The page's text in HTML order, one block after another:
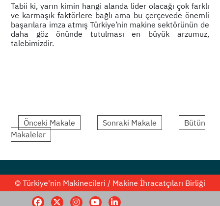
Tabii ki, yarın kimin hangi alanda lider olacağı çok farklı
ve karmaşık faktörlere bağlı ama bu çerçevede önemli
başarılara imza atmış Türkiye’nin makine sektörünün de
daha göz önünde tutulması en büyük arzumuz,
talebimizdir.
Önceki Makale Sonraki Makale
Bütün
Makaleler
© Türkiye'nin Makinecileri / Makine İhracatçıları Birliği